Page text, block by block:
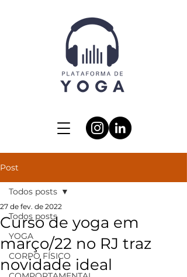
Post
Todos posts
YOGA
CORPO FÍSICO
Todos posts
Curso de yoga em
março/22 no RJ traz
novidade ideal
27 de fev. de 2022